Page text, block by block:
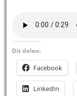
Dit delen:
Facebook
LinkedIn